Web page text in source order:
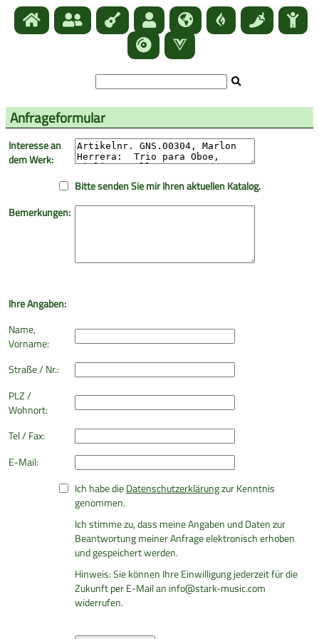
Anfrageformular
Interesse an
dem Werk:
Bitte senden Sie mir Ihren aktuellen Katalog.
Bemerkungen:
Ihre Angaben:
Name,
Vorname:
Straße / Nr.:
PLZ /
Wohnort:
Tel / Fax:
E-Mail:
Ich habe dieDatenschutzerklärungzur Kenntnis
genommen.
Ich stimme zu, dass meine Angaben und Daten zur
Beantwortung meiner Anfrage elektronisch erhoben
und gespeichert werden.
Hinweis: Sie können Ihre Einwilligung jederzeit für die
Zukunft per E-Mail an info@stark-music.com
widerrufen.